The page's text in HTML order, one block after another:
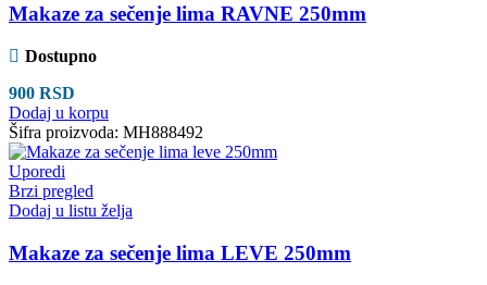
Makaze za sečenje lima RAVNE 250mm
Dostupno
900 RSD
Dodaj u korpu
Šifra proizvoda: MH888492
Uporedi
Brzi pregled
Dodaj u listu želja
Makaze za sečenje lima LEVE 250mm